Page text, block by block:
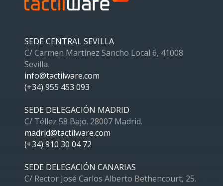
SEDE CENTRAL SEVILLA
C/ Carmen Martínez Sancho Local 6, 41008
Sevilla.
info@tactilware.com
(+34) 955 453 093
SEDE DELEGACIÓN MADRID
C/ Téllez 58 Bajo. 28007 Madrid.
madrid@tactilware.com
(+34) 910 30 04 72
SEDE DELEGACIÓN CANARIAS
C/ Rector José Carlos Alberto Bethencourt, 25.